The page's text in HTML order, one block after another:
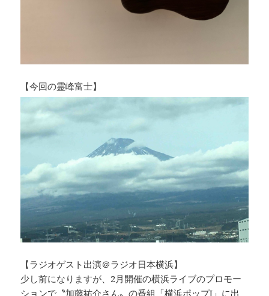
【今回の霊峰富士】
【ラジオゲスト出演＠ラジオ日本横浜】
少し前になりますが、2月開催の横浜ライブのプロモー
ションで〝加藤祐介さん〟の番組「横浜ポップJ」に出